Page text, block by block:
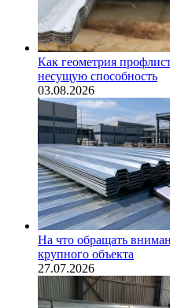
Как геометрия
несущую способность
03.08.2026
На что обращать
крупного объекта
27.07.2026